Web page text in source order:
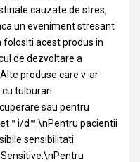
cauzate de stres,
un eveniment stresant
acest produs in
de dezvoltare a
produse care v-ar
tulburari
sau pentru
i/d™.\nPentru pacientii
sensibilitati